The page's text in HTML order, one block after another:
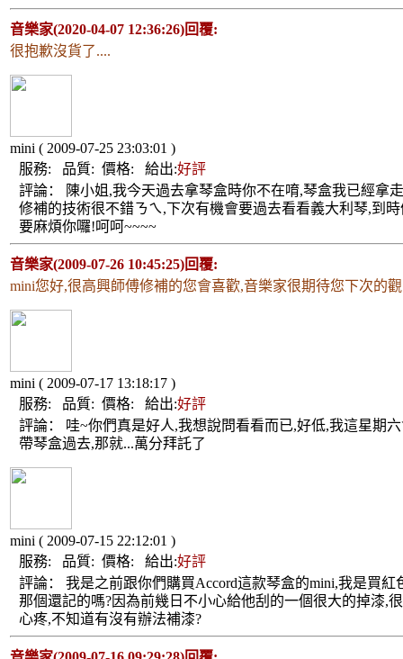
音樂家(2020-04-07 12:36:26)回覆:
很抱歉沒貨了....
mini ( 2009-07-25 23:03:01 )
服務: 品質: 價格: 給出:好評
評論：
陳小姐,我今天過去拿琴盒時你不在唷,琴盒我已經拿
修補的技術很不錯ㄋㄟ,下次有機會要過去看看義大利琴,到時
要麻煩你囉!呵呵~~~~
音樂家(2009-07-26 10:45:25)回覆:
mini您好,很高興師傅修補的您會喜歡,音樂家很期待您下次的
mini ( 2009-07-17 13:18:17 )
服務: 品質: 價格: 給出:好評
評論：
哇~你們真是好人,我想說問看看而已,好低,我這星期
帶琴盒過去,那就...萬分拜託了
mini ( 2009-07-15 22:12:01 )
服務: 品質: 價格: 給出:好評
評論：
我是之前跟你們購買Accord這款琴盒的mini,我是買紅
那個還記的嗎?因為前幾日不小心給他刮的一個很大的掉漆,
心疼,不知道有沒有辦法補漆?